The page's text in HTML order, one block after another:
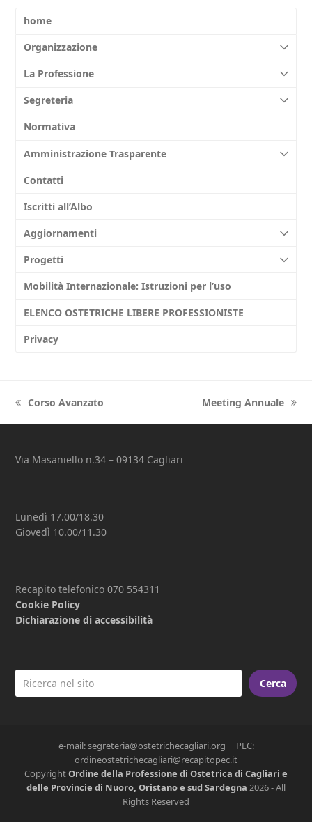
home
Organizzazione
La Professione
Segreteria
Normativa
Amministrazione Trasparente
Contatti
Iscritti all’Albo
Aggiornamenti
Progetti
Mobilità Internazionale: Istruzioni per l’uso
ELENCO OSTETRICHE LIBERE PROFESSIONISTE
Privacy
previous
post:
Corso Avanzato
next
post:
Meeting Annuale
Via Masaniello n.34 – 09134 Cagliari
Lunedì 17.00/18.30
Giovedì 10.00/11.30
Recapito telefonico 070 554311
Cookie Policy
Dichiarazione di accessibilità
Cerca
e-mail: segreteria@ostetrichecagliari.org PEC:
ordineostetrichecagliari@recapitopec.it
CopyrightOrdine della Professione di Ostetrica di Cagliari e
delle Provincie di Nuoro, Oristano e sud Sardegna 2026 - All
Rights Reserved